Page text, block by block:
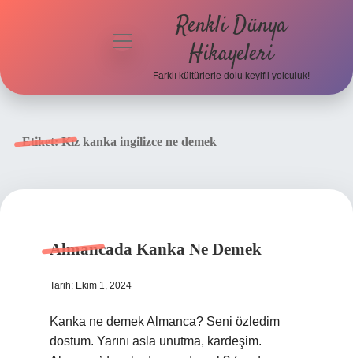
Politikası
menüyü
Renkli Dünya
Hikayeleri
Farklı kültürlerle dolu keyifli yolculuk!
Etiket:Kız kanka ingilizce ne demek
Almancada Kanka Ne Demek
Tarih: Ekim 1, 2024
Kanka ne demek Almanca? Seni özledim
dostum. Yarını asla unutma, kardeşim.